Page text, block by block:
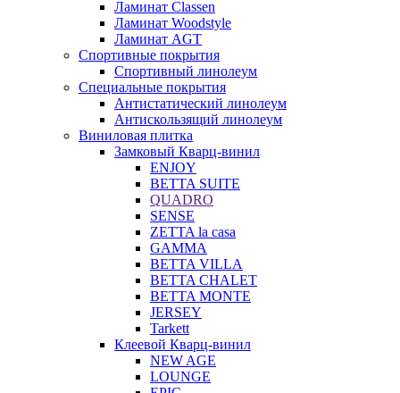
Ламинат Classen
Ламинат Woodstyle
Ламинат AGT
Спортивные покрытия
Спортивный линолеум
Специальные покрытия
Антистатический линолеум
Антискользящий линолеум
Виниловая плитка
Замковый Кварц-винил
ENJOY
BETTA SUITE
QUADRO
SENSE
ZETTA la casa
GAMMA
BETTA VILLA
BETTA CHALET
BETTA MONTE
JERSEY
Tarkett
Клеевой Кварц-винил
NEW AGE
LOUNGE